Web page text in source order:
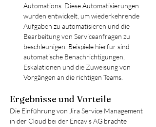
Automations. Diese Automatisierungen
wurden entwickelt, um wiederkehrende
Aufgaben zu automatisieren und die
Bearbeitung von Serviceanfragen zu
beschleunigen. Beispiele hierfür sind
automatische Benachrichtigungen,
Eskalationen und die Zuweisung von
Vorgängen an die richtigen Teams.
Ergebnisse und Vorteile
Die Einführung von Jira Service Management
in der Cloud bei der Encavis AG brachte